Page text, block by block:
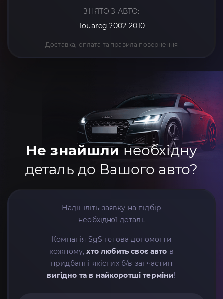
ЗНЯТО З АВТО:
Touareg 2002-2010
Доставка, оплата та правила повернення
Не знайшлинеобхідну
деталь до Вашого авто?
Надішліть заявку на підбір
необхідної деталі.
Компанія SgS готова допомогти
кожному,хто любить своє авто в
придбанні якісних б/в запчастин
вигідно та в найкоротші терміни!